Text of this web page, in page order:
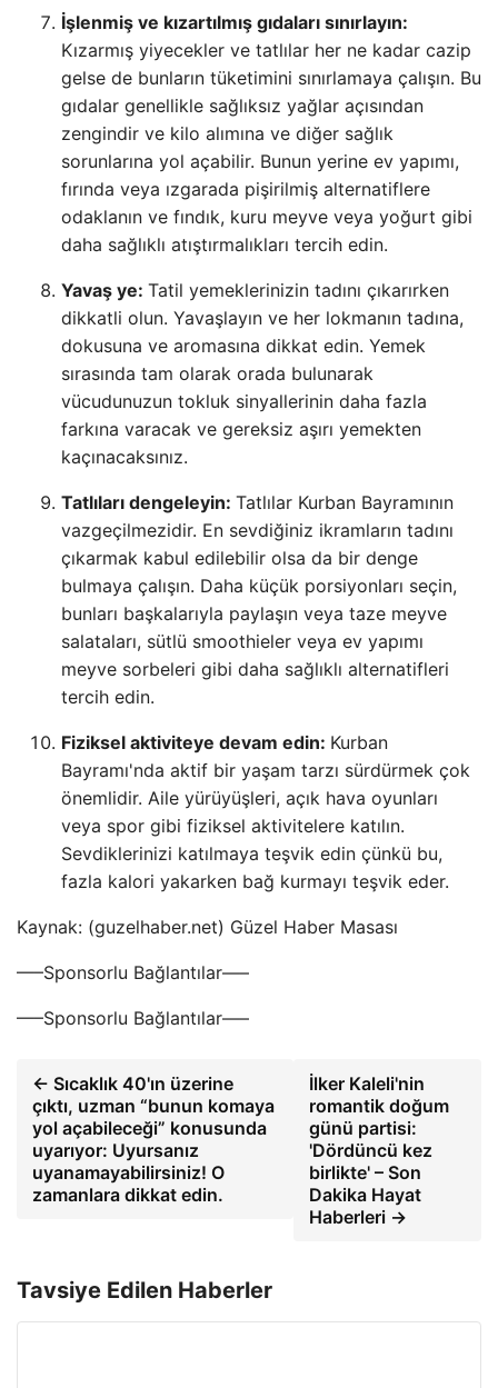
İşlenmiş ve kızartılmış gıdaları sınırlayın:
Kızarmış yiyecekler ve tatlılar her ne kadar cazip
gelse de bunların tüketimini sınırlamaya çalışın. Bu
gıdalar genellikle sağlıksız yağlar açısından
zengindir ve kilo alımına ve diğer sağlık
sorunlarına yol açabilir. Bunun yerine ev yapımı,
fırında veya ızgarada pişirilmiş alternatiflere
odaklanın ve fındık, kuru meyve veya yoğurt gibi
daha sağlıklı atıştırmalıkları tercih edin.
Yavaş ye: Tatil yemeklerinizin tadını çıkarırken
dikkatli olun. Yavaşlayın ve her lokmanın tadına,
dokusuna ve aromasına dikkat edin. Yemek
sırasında tam olarak orada bulunarak
vücudunuzun tokluk sinyallerinin daha fazla
farkına varacak ve gereksiz aşırı yemekten
kaçınacaksınız.
Tatlıları dengeleyin: Tatlılar Kurban Bayramının
vazgeçilmezidir. En sevdiğiniz ikramların tadını
çıkarmak kabul edilebilir olsa da bir denge
bulmaya çalışın. Daha küçük porsiyonları seçin,
bunları başkalarıyla paylaşın veya taze meyve
salataları, sütlü smoothieler veya ev yapımı
meyve sorbeleri gibi daha sağlıklı alternatifleri
tercih edin.
Fiziksel aktiviteye devam edin: Kurban
Bayramı'nda aktif bir yaşam tarzı sürdürmek çok
önemlidir. Aile yürüyüşleri, açık hava oyunları
veya spor gibi fiziksel aktivitelere katılın.
Sevdiklerinizi katılmaya teşvik edin çünkü bu,
fazla kalori yakarken bağ kurmayı teşvik eder.
Kaynak: (guzelhaber.net) Güzel Haber Masası
—–Sponsorlu Bağlantılar—–
—–Sponsorlu Bağlantılar—–
← Sıcaklık 40'ın üzerine
çıktı, uzman “bunun komaya
yol açabileceği” konusunda
uyarıyor: Uyursanız
uyanamayabilirsiniz! O
zamanlara dikkat edin.
İlker Kaleli'nin
romantik doğum
günü partisi:
'Dördüncü kez
birlikte' – Son
Dakika Hayat
Haberleri →
Tavsiye Edilen Haberler